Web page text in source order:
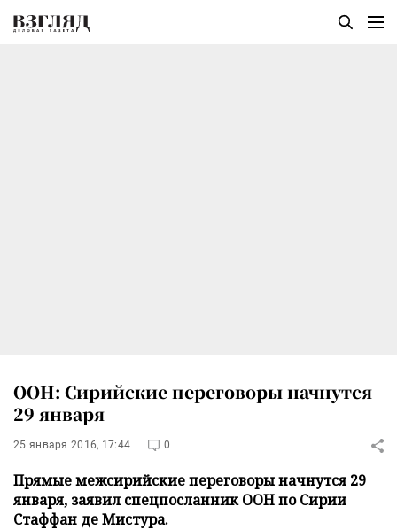
ООН: Сирийские переговоры начнутся
29 января
25 января 2016, 17:44 0
Прямые межсирийские переговоры начнутся 29
января, заявил спецпосланник ООН по Сирии
Стаффан де Мистура.